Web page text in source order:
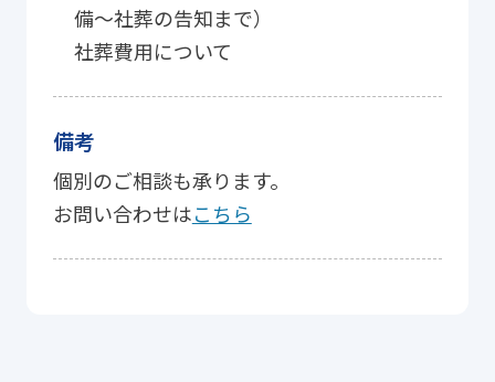
備～社葬の告知まで）
社葬費用について
備考
個別のご相談も承ります。
お問い合わせはこちら